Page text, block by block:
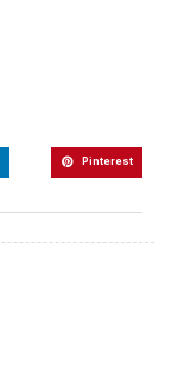
Pinterest